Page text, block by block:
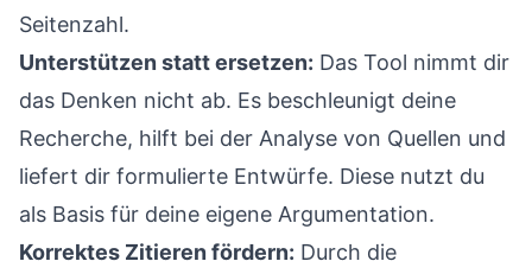
Seitenzahl.
Unterstützen statt ersetzen: Das Tool nimmt dir
das Denken nicht ab. Es beschleunigt deine
Recherche, hilft bei der Analyse von Quellen und
liefert dir formulierte Entwürfe. Diese nutzt du
als Basis für deine eigene Argumentation.
Korrektes Zitieren fördern: Durch die